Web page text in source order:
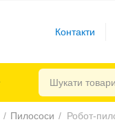
Контакти
/ Пилососи / Робот-